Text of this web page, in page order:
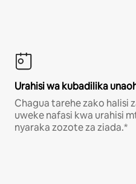
Urahisi wa kubadilika
Chagua tarehe zako halisi
uweke nafasi kwa urahisi
nyaraka zozote za ziada.*